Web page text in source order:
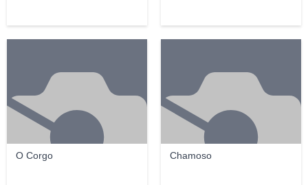
O Corgo Chamoso